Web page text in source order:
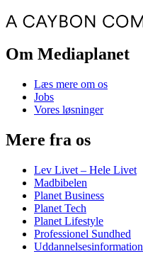
Om Mediaplanet
Læs mere om os
Jobs
Vores løsninger
Mere fra os
Lev Livet – Hele Livet
Madbibelen
Planet Business
Planet Tech
Planet Lifestyle
Professionel Sundhed
Uddannelsesinformation